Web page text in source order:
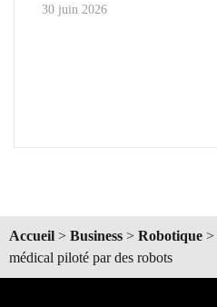
30 juin 2026
Accueil > Business > Robotique >
médical piloté par des robots